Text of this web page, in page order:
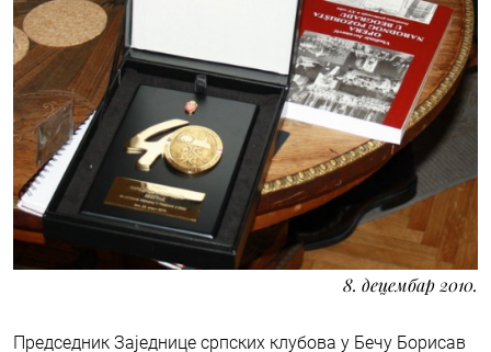
8. децембар 2010.
Председник Заједнице српских клубова у Бечу Борисав